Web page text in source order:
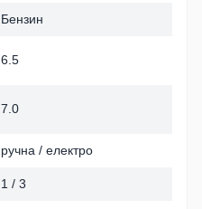
Бензин
6.5
7.0
ручна / електро
1 / 3